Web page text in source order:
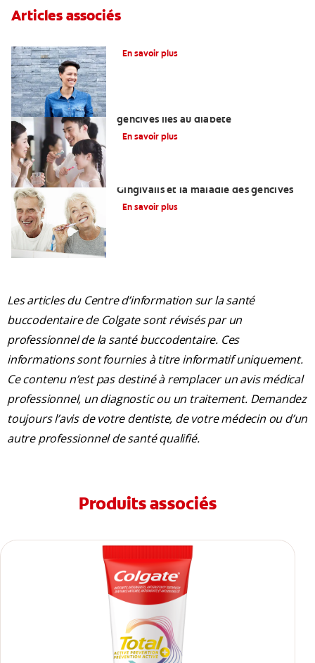
Articles associés
En savoir plus
gencives liés au diabète
En savoir plus
Gingivalis et la maladie des gencives
En savoir plus
Les articles du Centre d’information sur la santé
buccodentaire de Colgate sont révisés par un
professionnel de la santé buccodentaire. Ces
informations sont fournies à titre informatif uniquement.
Ce contenu n’est pas destiné à remplacer un avis médical
professionnel, un diagnostic ou un traitement. Demandez
toujours l’avis de votre dentiste, de votre médecin ou d’un
autre professionnel de santé qualifié.
Produits associés